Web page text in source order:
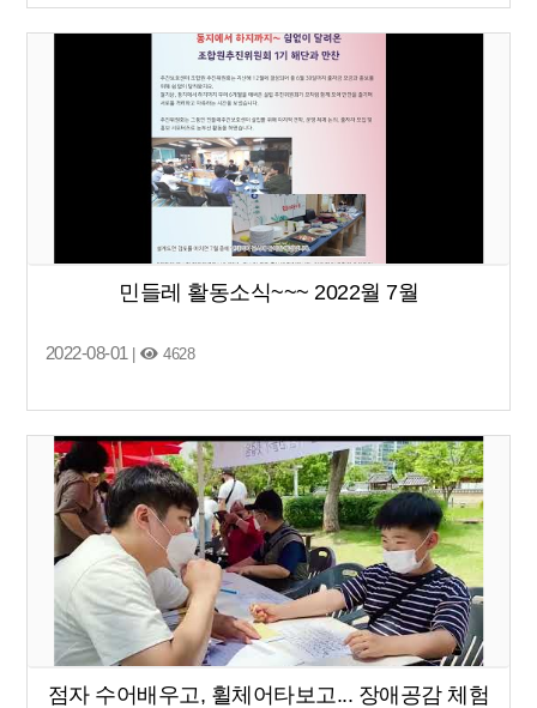
민들레 활동소식~~~ 2022월 7월
2022-08-01| 4628
점자 수어배우고, 휠체어타보고... 장애공감 체험